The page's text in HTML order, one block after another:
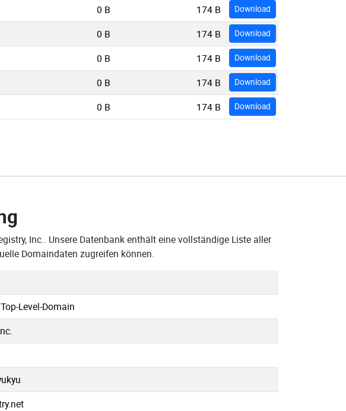
0 B 174 B Download
0 B 174 B Download
0 B 174 B Download
0 B 174 B Download
0 B 174 B Download
Inc.. Unsere Datenbank enthält eine vollständige Liste aller
Domaindaten zugreifen können.
Level-Domain